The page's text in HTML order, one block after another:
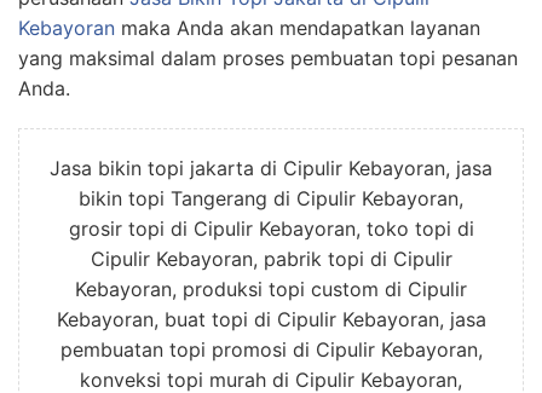
Kebayoran maka Anda akan mendapatkan layanan
yang maksimal dalam proses pembuatan topi pesanan
Anda.
Jasa bikin topi jakarta di Cipulir Kebayoran, jasa
bikin topi Tangerang di Cipulir Kebayoran,
grosir topi di Cipulir Kebayoran, toko topi di
Cipulir Kebayoran, pabrik topi di Cipulir
Kebayoran, produksi topi custom di Cipulir
Kebayoran, buat topi di Cipulir Kebayoran, jasa
pembuatan topi promosi di Cipulir Kebayoran,
konveksi topi murah di Cipulir Kebayoran,